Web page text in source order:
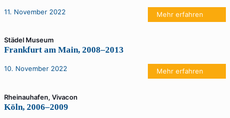
Mehr erfahren
11. November 2022
Städel Museum
Frankfurt am Main, 2008–2013
Mehr erfahren
10. November 2022
Rheinauhafen, Vivacon
Köln, 2006–2009